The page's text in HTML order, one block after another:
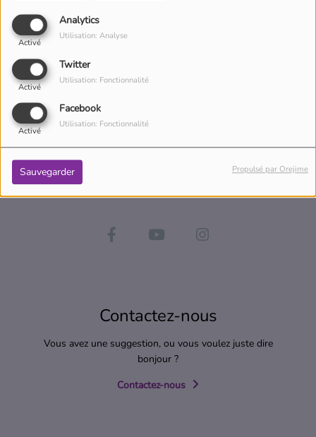
Analytics
Activé
Utilisation: Analyse
Twitter
Activé
Utilisation: Fonctionnalité
Facebook
Activé
Utilisation: Fonctionnalité
Sauvegarder Propulsé par Orejime
grâce à Pitchoun, Juliana, Clara, Guillaume et Valentin.
Contactez-nous
Vous avez une suggestion, ou vous voulez juste dire
bonjour ?
Contactez-nous